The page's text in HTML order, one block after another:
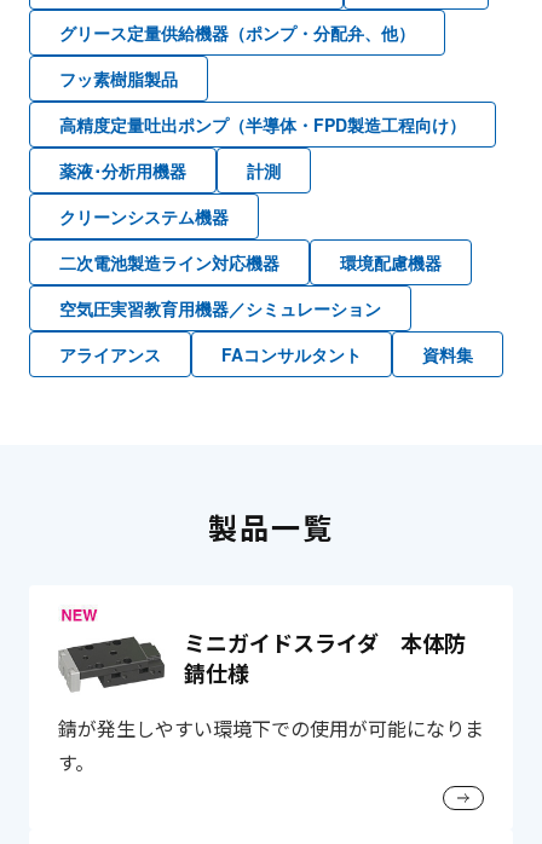
グリース定量供給機器（ポンプ・分配弁、他）
フッ素樹脂製品
高精度定量吐出ポンプ（半導体・FPD製造工程向け）
薬液･分析用機器
計測
クリーンシステム機器
二次電池製造ライン対応機器
環境配慮機器
空気圧実習教育用機器／シミュレーション
アライアンス
FAコンサルタント 資料集
製品一覧
ミニガイドスライダ 本体防
錆仕様
錆が発生しやすい環境下での使用が可能になりま
す。